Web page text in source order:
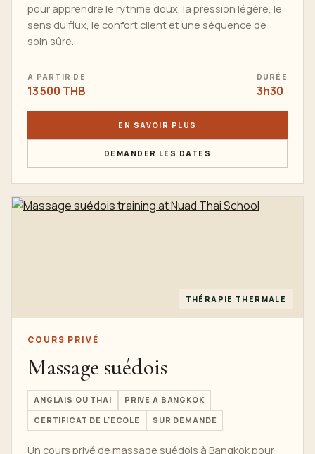
pour apprendre le rythme doux, la pression légère, le
sens du flux, le confort client et une séquence de
soin sûre.
À PARTIR DE
13 500 THB
DURÉE
3h30
EN SAVOIR PLUS
DEMANDER LES DATES
THÉRAPIE THERMALE
COURS PRIVÉ
Massage suédois
ANGLAIS OU THAI PRIVE A BANGKOK
CERTIFICAT DE L'ECOLE SUR DEMANDE
Un cours privé de massage suédois à Bangkok pour